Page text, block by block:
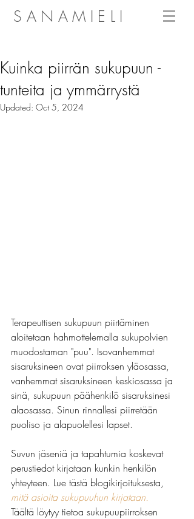
SANAMIELI
Kuinka piirrän sukupuun -
tunteita ja ymmärrystä
Updated: Oct 5, 2024
Terapeuttisen sukupuun piirtäminen
aloitetaan hahmottelemalla sukupolvien
muodostaman "puu". Isovanhemmat
sisaruksineen ovat piirroksen yläosassa,
vanhemmat sisaruksineen keskiosassa ja
sinä, sukupuun päähenkilö sisaruksinesi
alaosassa. Sinun rinnallesi piirretään
puoliso ja alapuolellesi lapset.
Suvun jäseniä ja tapahtumia koskevat
perustiedot kirjataan kunkin henkilön
yhteyteen. Lue tästä blogikirjoituksesta,
mitä asioita sukupuuhun kirjataan.
Täältä löytyy tietoa sukupuupiirroksen